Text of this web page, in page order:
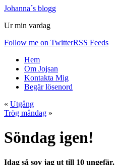
Johanna´s blogg
Ur min vardag
Follow me on TwitterRSS Feeds
Hem
Om Jojsan
Kontakta Mig
Begär lösenord
« Utgång
Trög måndag »
Söndag igen!
Idag så sov jag ut till 10 ungefär.